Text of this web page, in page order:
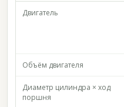
Двигатель
Объём двигателя
Диаметр цилиндра × ход
поршня